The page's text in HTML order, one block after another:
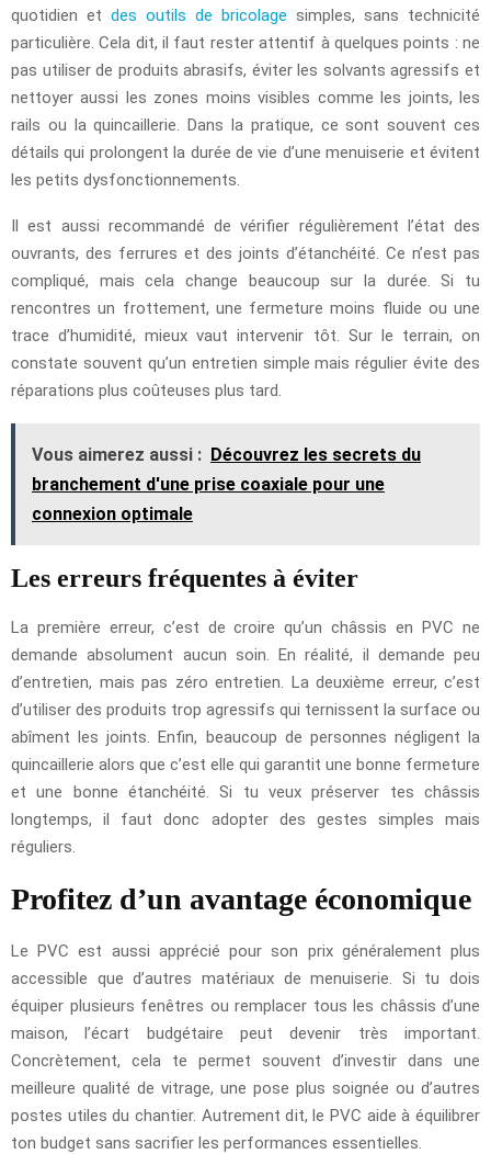
quotidien et des outils de bricolage simples, sans technicité
particulière. Cela dit, il faut rester attentif à quelques points : ne
pas utiliser de produits abrasifs, éviter les solvants agressifs et
nettoyer aussi les zones moins visibles comme les joints, les
rails ou la quincaillerie. Dans la pratique, ce sont souvent ces
détails qui prolongent la durée de vie d’une menuiserie et évitent
les petits dysfonctionnements.
Il est aussi recommandé de vérifier régulièrement l’état des
ouvrants, des ferrures et des joints d’étanchéité. Ce n’est pas
compliqué, mais cela change beaucoup sur la durée. Si tu
rencontres un frottement, une fermeture moins fluide ou une
trace d’humidité, mieux vaut intervenir tôt. Sur le terrain, on
constate souvent qu’un entretien simple mais régulier évite des
réparations plus coûteuses plus tard.
Vous aimerez aussi : Découvrez les secrets du
branchement d'une prise coaxiale pour une
connexion optimale
Les erreurs fréquentes à éviter
La première erreur, c’est de croire qu’un châssis en PVC ne
demande absolument aucun soin. En réalité, il demande peu
d’entretien, mais pas zéro entretien. La deuxième erreur, c’est
d’utiliser des produits trop agressifs qui ternissent la surface ou
abîment les joints. Enfin, beaucoup de personnes négligent la
quincaillerie alors que c’est elle qui garantit une bonne fermeture
et une bonne étanchéité. Si tu veux préserver tes châssis
longtemps, il faut donc adopter des gestes simples mais
réguliers.
Profitez d’un avantage économique
Le PVC est aussi apprécié pour son prix généralement plus
accessible que d’autres matériaux de menuiserie. Si tu dois
équiper plusieurs fenêtres ou remplacer tous les châssis d’une
maison, l’écart budgétaire peut devenir très important.
Concrètement, cela te permet souvent d’investir dans une
meilleure qualité de vitrage, une pose plus soignée ou d’autres
postes utiles du chantier. Autrement dit, le PVC aide à équilibrer
ton budget sans sacrifier les performances essentielles.